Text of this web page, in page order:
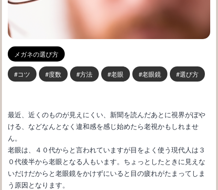
メガネの選び方
コツ 度数 方法 老眼 老眼鏡 選び方
最近、近くのものが見えにくい、新聞を読んだあとに視界がぼや
ける、などなんとなく違和感を感じ始めたら老視かもしれませ
ん。
老眼は、４０代からと言われていますが目をよく使う現代人は３
０代後半から老眼となる人もいます。ちょっとしたときに見えな
いだけだからと老眼鏡をかけずにいると目の疲れがたまってしま
う原因となります。